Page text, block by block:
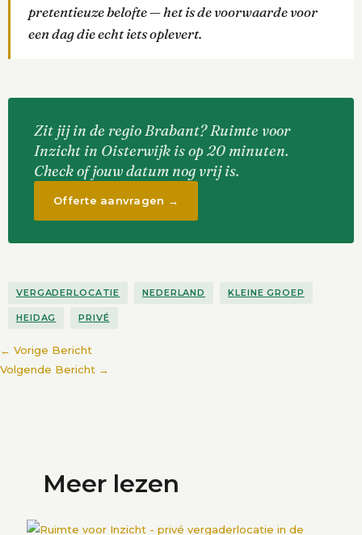
pretentieuze belofte — het is de voorwaarde voor
een dag die echt iets oplevert.
Zit jij in de regio Brabant? Ruimte voor
Inzicht in Oisterwijk is op 20 minuten.
Check of jouw datum nog vrij is.
Offerte aanvragen →
VERGADERLOCATIE NEDERLAND KLEINE GROEP
HEIDAG PRIVÉ
← Vorige Bericht
Volgende Bericht →
Meer lezen